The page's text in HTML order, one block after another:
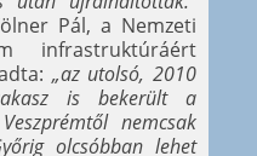
Pál, a Nemzeti
infrastruktúráért
„az utolsó, 2010
is bekerült a
nemcsak
olcsóbban lehet